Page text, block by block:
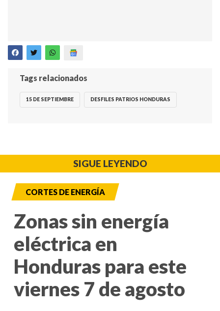
Tags relacionados
15 DE SEPTIEMBRE DESFILES PATRIOS HONDURAS
SIGUE LEYENDO
CORTES DE ENERGÍA
Zonas sin energía
eléctrica en
Honduras para este
viernes 7 de agosto